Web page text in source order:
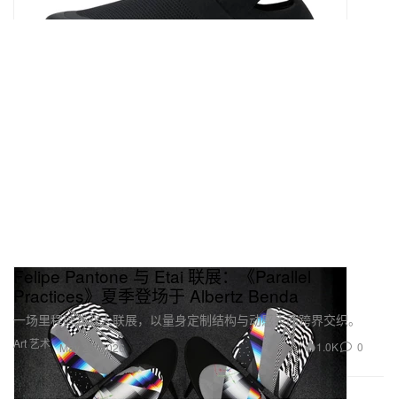
Art 艺术
Felipe Pantone 与 Etai 联展：《Parallel
Practices》夏季登场于 Albertz Benda
一场里程碑式双人联展，以量身定制结构与动感表面跨界交织。
May 25, 2026 1.0K 0